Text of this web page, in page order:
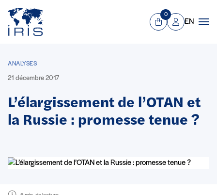
Aller au contenu principal
Panier
0
Mon compte
EN
ANALYSES
21 décembre 2017
L’élargissement de l’OTAN et
la Russie : promesse tenue ?